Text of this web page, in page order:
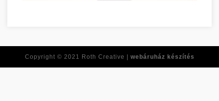
Copyright © 2021 Roth Creative | webáruház készítés